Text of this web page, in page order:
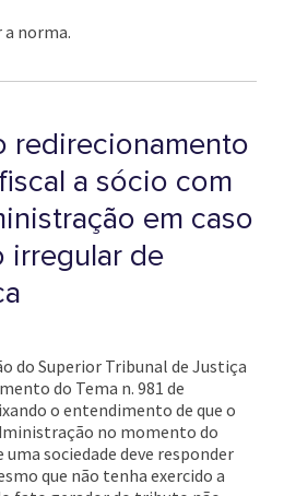
a norma.
redirecionamento
a sócio com
em caso
irregular de
do Superior Tribunal de Justiça
do Tema n. 981 de
o entendimento de que o
no momento do
sociedade deve responder
que não tenha exercido a